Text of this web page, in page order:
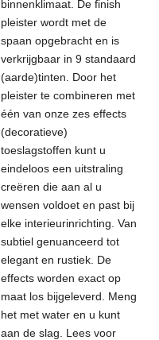
binnenklimaat. De finish
pleister wordt met de
spaan opgebracht en is
verkrijgbaar in 9 standaard
(aarde)tinten. Door het
pleister te combineren met
één van onze zes effects
(decoratieve)
toeslagstoffen kunt u
eindeloos een uitstraling
creëren die aan al u
wensen voldoet en past bij
elke interieurinrichting. Van
subtiel genuanceerd tot
elegant en rustiek. De
effects worden exact op
maat los bijgeleverd. Meng
het met water en u kunt
aan de slag. Lees voor